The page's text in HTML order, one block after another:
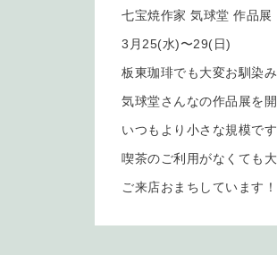
七宝焼作家 気球堂 作品展
3月25(水)〜29(日)
板東珈琲でも大変お馴染
気球堂さんなの作品展を開
いつもより小さな規模で
喫茶のご利用がなくても大
ご来店おまちしています！